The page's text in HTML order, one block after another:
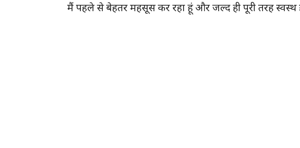
मैं पहले से बेहतर महसूस कर रहा हूं और जल्द ही पूरी तरह स्वस्थ